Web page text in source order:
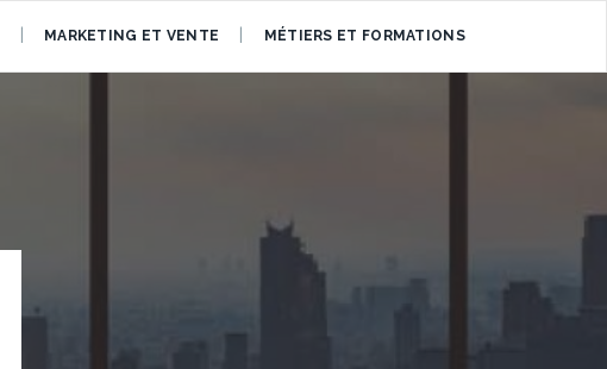
MARKETING ET VENTE MÉTIERS ET FORMATIONS